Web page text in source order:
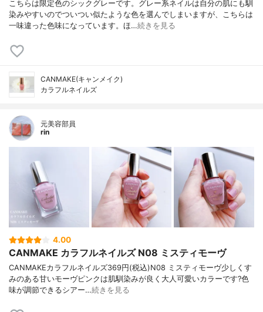
こちらは限定色のシックグレーです。グレー系ネイルは自分の肌にも馴
染みやすいのでついつい似たような色を選んでしまいますが、こちらは
一味違った色味になっています。ほ…続きを見る
CANMAKE(キャンメイク)
カラフルネイルズ
元美容部員
rin
4.00
CANMAKE カラフルネイルズ N08 ミスティモーヴ
CANMAKEカラフルネイルズ369円(税込)N08 ミスティモーヴ少しくす
みのある甘いモーヴピンクは肌馴染みが良く大人可愛いカラーです?色
味が調節できるシアー…続きを見る